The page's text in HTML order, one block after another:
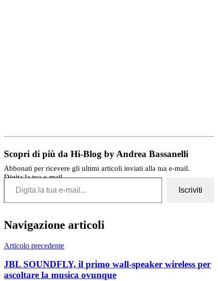
Scopri di più da Hi-Blog by Andrea Bassanelli
Abbonati per ricevere gli ultimi articoli inviati alla tua e-mail.
Digita la tua e-mail...
Iscriviti
Navigazione articoli
Articolo precedente
JBL SOUNDFLY, il primo wall-speaker wireless per
ascoltare la musica ovunque